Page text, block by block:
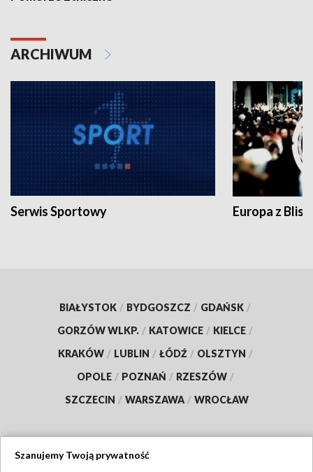
ARCHIWUM
Serwis Sportowy Europa z
BIAŁYSTOK / BYDGOSZCZ / GDAŃSK /
GORZÓW WLKP. / KATOWICE / KIELCE /
KRAKÓW / LUBLIN / ŁÓDŹ / OLSZTYN /
OPOLE / POZNAŃ / RZESZÓW /
SZCZECIN / WARSZAWA / WROCŁAW
Szanujemy Twoją prywatność